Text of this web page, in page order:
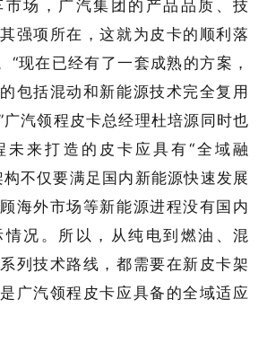
场，广汽集团的产品品质、技
强项所在，这就为皮卡的顺利落
“现在已经有了一套成熟的方案，
包括混动和新能源技术完全复用
汽领程皮卡总经理杜培源同时也
未来打造的皮卡应具有“全域融
不仅要满足国内新能源快速发展
海外市场等新能源进程没有国内
况。所以，从纯电到燃油、混
列技术路线，都需要在新皮卡架
广汽领程皮卡应具备的全域适应